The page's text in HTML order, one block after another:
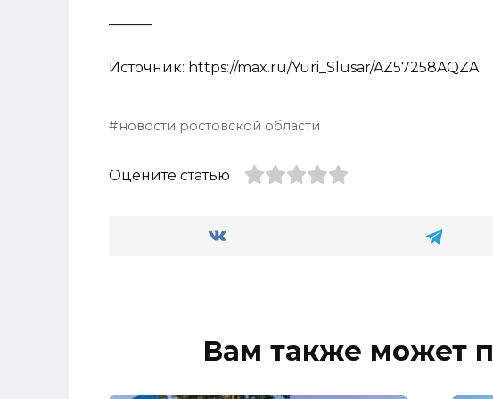
Источник: https://max.ru/Yuri_Slusar/AZ57258AQZA
новости ростовской области
Оцените статью
Вам также может